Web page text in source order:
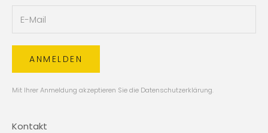
ANMELDEN
Mit Ihrer Anmeldung akzeptieren Sie die Datenschutzerklärung.
Kontakt